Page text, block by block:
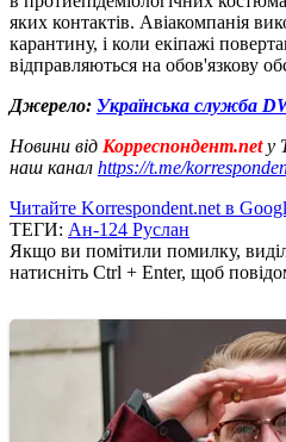
яких контактів. Авіакомпанія
карантину, і коли екіпажі
відправляються на обов'язкову
Джерело: Українська служба
Новини від Корреспондент.netу
наш канал https://t.me/
Читайте Korrespondent.net в
ТЕГИ: Ан-124 Руслан
Якщо ви помітили помилку,
натисніть Ctrl + Enter, щоб